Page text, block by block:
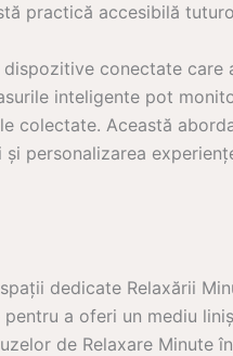
practică accesibilă
conectate
inteligente pot
colectate. Această
personalizarea
dedicate Relaxării
a oferi un mediu
de Relaxare Minute